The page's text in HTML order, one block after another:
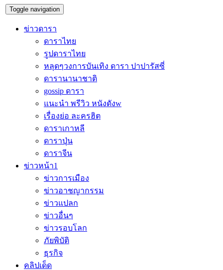
Toggle navigation
ข่าวดารา
ดาราไทย
รูปดาราไทย
หลุดๆวงการบันเทิง ดารา ปาปารัสซี่
ดารานานาชาติ
gossip ดารา
แนะนำ พรีวิว หนังดังw
เรื่องย่อ ละครฮิต
ดาราเกาหลี
ดาราปุ่น
ดาราจีน
ข่าวหน้า1
ข่าวการเมือง
ข่าวอาชญากรรม
ข่าวแปลก
ข่าวอื่นๆ
ข่าวรอบโลก
ภัยพิบัติ
ธุรกิจ
คลิปเด็ด